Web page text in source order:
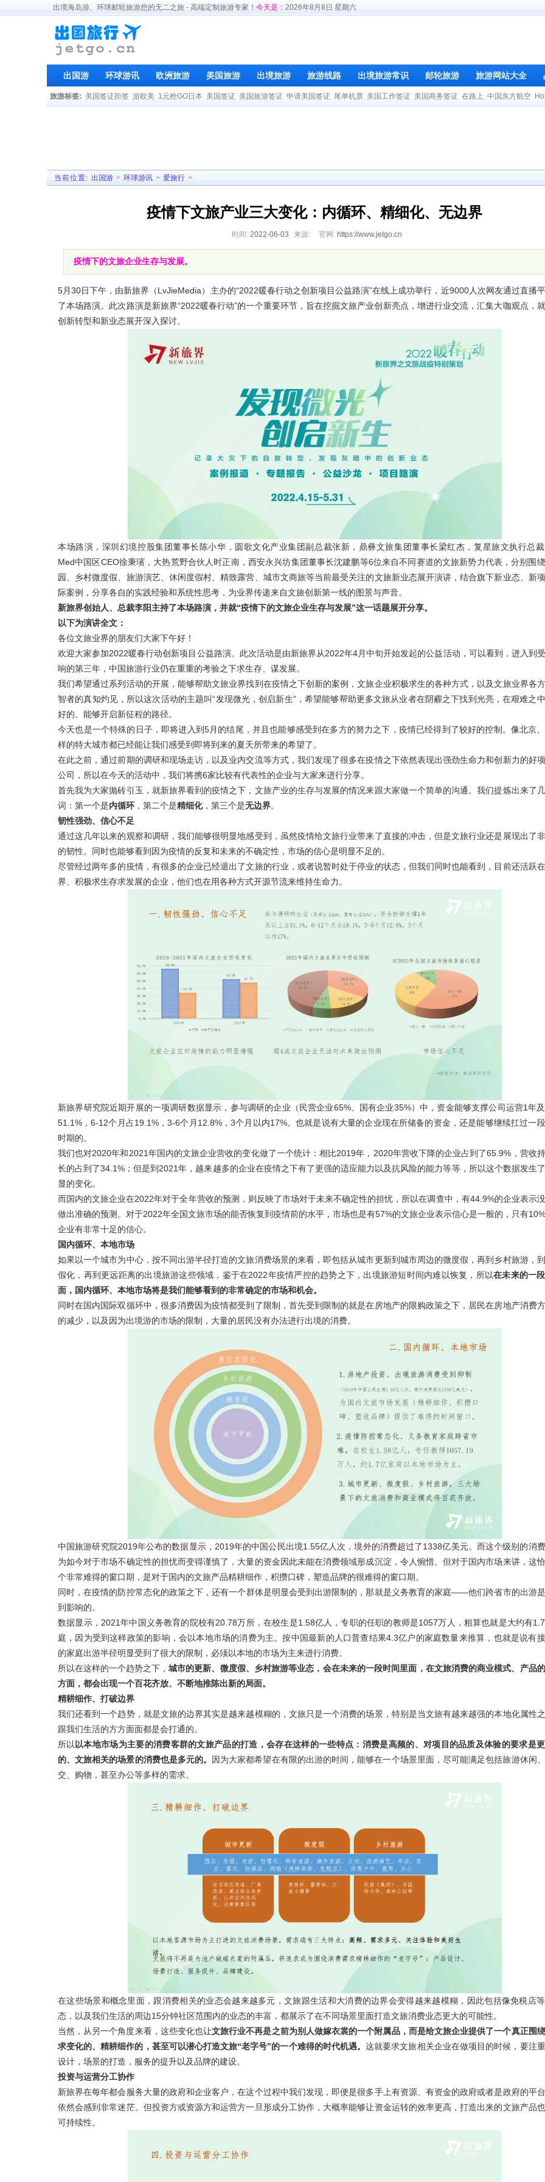
出境海岛游、环球邮轮旅游您的无二之旅 - 高端定制旅游专家！ 今天是： 2026年8月8日 星期六
出国游 环球游讯 欧洲旅游 美国旅游 出境旅游 旅游线路 出境旅游常识 邮轮旅游 旅游网站大全
旅游标签: 美国签证拒签 游欧美 1元抢GO日本 美国签证 美国旅游签证 申请美国签证 尾单机票 美国工作签证 美国商务签证 在路上 中国东方航空
当前位置: 出国游 > 环球游讯 > 爱旅行 >
疫情下文旅产业三大变化：内循环、精细化、无边界
时间: 2022-06-03 来源: 官网: https://www.jetgo.cn
疫情下的文旅企业生存与发展。
5月30日下午，由新旅界（LvJieMedia）主办的“2022暖春行动之创新项目公益路演”在线上成功举行，近9000人次网友通过直播
了本场路演。此次路演是新旅界“2022暖春行动”的一个重要环节，旨在挖掘文旅产业创新亮点，增进行业交流，汇集大咖观点，
创新转型和新业态展开深入探讨。
本场路演，深圳幻境控股集团董事长陈小华，圆歌文化产业集团副总裁张新，鼎彝文旅集团董事长梁红杰，复星旅文执行总
Med中国区CEO徐秉璸，大热荒野合伙人时正南，西安永兴坊集团董事长沈建鹏等6位来自不同赛道的文旅新势力代表，分别围
园、乡村微度假、旅游演艺、休闲度假村、精致露营、城市文商旅等当前最受关注的文旅新业态展开演讲，结合旗下新业态、新
际案例，分享各自的实践经验和系统性思考，为业界传递来自文旅创新第一线的图景与声音。
新旅界创始人、总裁李阳主持了本场路演，并就“疫情下的文旅企业生存与发展”这一话题展开分享。
以下为演讲全文：
各位文旅业界的朋友们大家下午好！
欢迎大家参加2022暖春行动创新项目公益路演。此次活动是由新旅界从2022年4月中旬开始发起的公益活动，可以看到，进入到
响的第三年，中国旅游行业仍在重重的考验之下求生存、谋发展。
我们希望通过系列活动的开展，能够帮助文旅业界找到在疫情之下创新的案例，文旅企业积极求生的各种方式，以及文旅业界各
智者的真知灼见，所以这次活动的主题叫“发现微光，创启新生”，希望能够帮助更多文旅从业者在阴霾之下找到光亮，在艰难之
好的、能够开启新征程的路径。
今天也是一个特殊的日子，即将进入到5月的结尾，并且也能够感受到在多方的努力之下，疫情已经得到了较好的控制。像北京
样的特大城市都已经能让我们感受到即将到来的夏天所带来的希望了。
在此之前，通过前期的调研和现场走访，以及业内交流等方式，我们发现了很多在疫情之下依然表现出强劲生命力和创新力的好
公司，所以在今天的活动中，我们将携6家比较有代表性的企业与大家来进行分享。
首先我为大家抛砖引玉，就新旅界看到的疫情之下，文旅产业的生存与发展的情况来跟大家做一个简单的沟通。我们提炼出来了
词：第一个是内循环 ，第二个是精细化，第三个是无边界。
韧性强劲、信心不足
通过这几年以来的观察和调研，我们能够很明显地感受到，虽然疫情给文旅行业带来了直接的冲击，但是文旅行业还是展现出了
的韧性。同时也能够看到因为疫情的反复和未来的不确定性，市场的信心是明显不足的。
尽管经过两年多的疫情，有很多的企业已经退出了文旅的行业，或者说暂时处于停业的状态，但我们同时也能看到，目前还活跃
界、积极求生存求发展的企业，他们也在用各种方式开源节流来维持生命力。
新旅界研究院近期开展的一项调研数据显示，参与调研的企业（民营企业65%、国有企业35%）中，资金能够支撑公司运营1年
51.1%，6-12个月占19.1%，3-6个月12.8%，3个月以内17%。也就是说有大量的企业现在所储备的资金，还是能够继续扛过一
时期的。
我们也对2020年和2021年国内的文旅企业营收的变化做了一个统计：相比2019年，2020年营收下降的企业占到了65.9%，营收
长的占到了34.1%；但是到2021年，越来越多的企业在疫情之下有了更强的适应能力以及抗风险的能力等等，所以这个数据发生
显的变化。
而国内的文旅企业在2022年对于全年营收的预测，则反映了市场对于未来不确定性的担忧，所以在调查中，有44.9%的企业表示
做出准确的预测。对于2022年全国文旅市场的能否恢复到疫情前的水平，市场也是有57%的文旅企业表示信心是一般的，只有
企业有非常十足的信心。
国内循环、本地市场
如果以一个城市为中心，按不同出游半径打造的文旅消费场景的来看，即包括从城市更新到城市周边的微度假，再到乡村旅游，
假化，再到更远距离的出境旅游这些领域，鉴于在2022年疫情严控的趋势之下，出境旅游短时间内难以恢复，所以在未来的一
面，国内循环、本地市场将是我们能够看到的非常确定的市场和机会。
同时在国内国际双循环中，很多消费因为疫情都受到了限制，首先受到限制的就是在房地产的限购政策之下，居民在房地产消费
的减少，以及因为出境游的市场的限制，大量的居民没有办法进行出境的消费。
中国旅游研究院2019年公布的数据显示，2019年的中国公民出境1.55亿人次，境外的消费超过了1338亿美元。而这个级别的消
为如今对于市场不确定性的担忧而变得谨慎了，大量的资金因此未能在消费领域形成沉淀，令人惋惜。但对于国内市场来讲，这
个非常难得的窗口期，是对于国内的文旅产品精耕细作，积攒口碑，塑造品牌的很难得的窗口期。
同时，在疫情的防控常态化的政策之下，还有一个群体是明显会受到出游限制的，那就是义务教育的家庭——他们跨省市的出游
到影响的。
数据显示，2021年中国义务教育的院校有20.78万所，在校生是1.58亿人，专职的任职的教师是1057万人，粗算也就是大约有
庭，因为受到这样政策的影响，会以本地市场的消费为主。按中国最新的人口普查结果4.3亿户的家庭数量来推算，也就是说有
的家庭出游半径明显受到了很大的限制，必须以本地的市场为主来进行消费。
所以在这样的一个趋势之下， 城市的更新、微度假、乡村旅游等业态，会在未来的一段时间里面，在文旅消费的商业模式、产品
方面，都会出现一个百花齐放、不断地推陈出新的局面。
精耕细作、打破边界
我们还看到一个趋势，就是文旅的边界其实是越来越模糊的，文旅只是一个消费的场景，特别是当文旅有越来越强的本地化属性
跟我们生活的方方面面都是会打通的。
所以 以本地市场为主要的消费客群的文旅产品的打造，会存在这样的一些特点：消费是高频的、对项目的品质及体验的要求是
的、文旅相关的场景的消费也是多元的。 因为大家都希望在有限的出游的时间，能够在一个场景里面，尽可能满足包括旅游休闲
交、购物，甚至办公等多样的需求。
在这些场景和概念里面，跟消费相关的业态会越来越多元，文旅跟生活和大消费的边界会变得越来越模糊，因此包括像免税店
态，以及我们生活的周边15分钟社区范围内的业态的丰富，都展示了在不同场景里面打造文旅消费业态更大的可能性。
当然，从另一个角度来看，这些变化也让文旅行业不再是之前为别人做嫁衣裳的一个附属品，而是给文旅企业提供了一个真正围
求变化的、精耕细作的，甚至可以潜心打造文旅“老字号”的一个难得的时代机遇。 这就要求文旅相关企业在做项目的时候，要注
设计，场景的打造，服务的提升以及品牌的建设。
投资与运营分工协作
新旅界在每年都会服务大量的政府和企业客户，在这个过程中我们发现，即便是很多手上有资源、有资金的政府或者是政府的平台
依然会感到非常迷茫。但投资方或资源方和运营方一旦形成分工协作，大概率能够让资金运转的效率更高，打造出来的文旅产品
可持续性。